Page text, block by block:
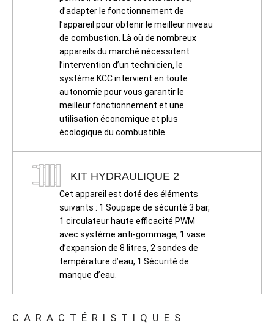
d’adapter le fonctionnement de
l’appareil pour obtenir le meilleur niveau
de combustion. Là où de nombreux
appareils du marché nécessitent
l’intervention d’un technicien, le
système KCC intervient en toute
autonomie pour vous garantir le
meilleur fonctionnement et une
utilisation économique et plus
écologique du combustible.
KIT HYDRAULIQUE 2
Cet appareil est doté des éléments
suivants : 1 Soupape de sécurité 3 bar,
1 circulateur haute efficacité PWM
avec système anti-gommage, 1 vase
d’expansion de 8 litres, 2 sondes de
température d’eau, 1 Sécurité de
manque d’eau.
CARACTÉRISTIQUES